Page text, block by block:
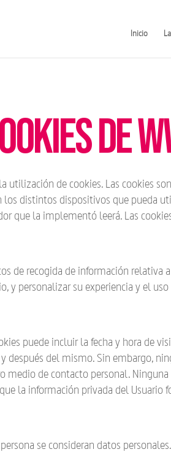
Inicio
de
utilización de cookies. Las cookies
distintos dispositivos que pueda
que la implementó leerá. Las
de recogida de información
y personalizar su experiencia y el
puede incluir la fecha y hora de
después del mismo. Sin embargo,
medio de contacto personal.
la información privada del
se consideran datos